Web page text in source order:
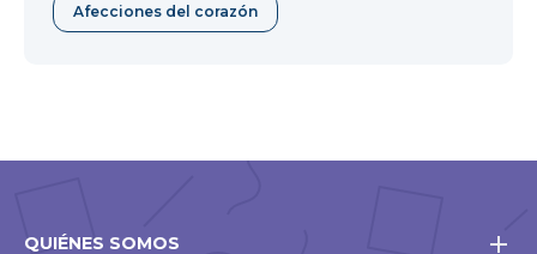
Afecciones del corazón
QUIÉNES SOMOS